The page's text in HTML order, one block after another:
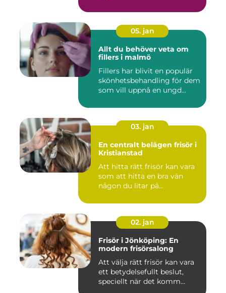
05. jan
Allt du behöver veta om
fillers i malmö
Fillers har blivit en populär
skönhetsbehandling för dem
som vill uppnå en ungd...
03. jan
En centralt belägen frisör i
Kristianstad
Att hitta rätt frisör kan vara
som att hitta en bra vän
någon du litar på...
02. jan
Frisör i Jönköping: En
modern frisörsalong
Att välja rätt frisör kan vara
ett betydelsefullt beslut,
speciellt när det komm...